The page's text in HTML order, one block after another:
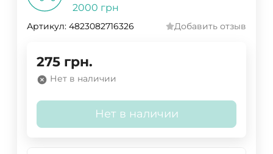
2000 грн
Артикул: 4823082716326 Добавить отзыв
275 грн.
Нет в наличии
Нет в наличии